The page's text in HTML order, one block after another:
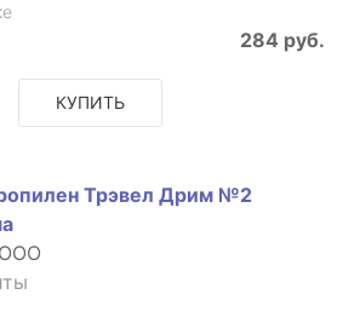
284 руб.
КУПИТЬ
Трэвел Дрим №2